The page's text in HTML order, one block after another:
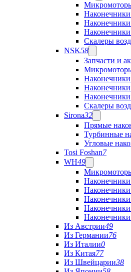
Скалеры
NSK58
Запчасти и
Скалеры
Sirona32
Прямые
Турбинные
Угловые
Tosi Foshan7
WH49
Из Австрии49
Из Германии76
Из Италии0
Из Китая77
Из Швейцарии38